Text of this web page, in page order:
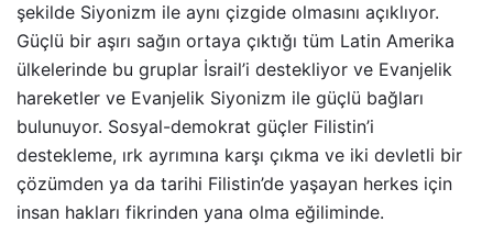
şekilde Siyonizm ile aynı çizgide olmasını açıklıyor.
Güçlü bir aşırı sağın ortaya çıktığı tüm Latin Amerika
ülkelerinde bu gruplar İsrail’i destekliyor ve Evanjelik
hareketler ve Evanjelik Siyonizm ile güçlü bağları
bulunuyor. Sosyal-demokrat güçler Filistin’i
destekleme, ırk ayrımına karşı çıkma ve iki devletli bir
çözümden ya da tarihi Filistin’de yaşayan herkes için
insan hakları fikrinden yana olma eğiliminde.